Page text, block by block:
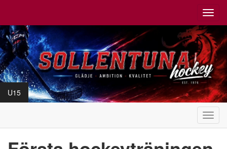
U15